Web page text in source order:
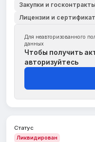
Закупки и госконтракты
Лицензии и
Для неавторизованного
данных
Чтобы получить
авторизуйтесь
Статус
Ликвидирован